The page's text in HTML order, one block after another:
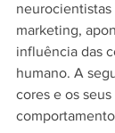
neurocientistas
marketing,
influência das
humano. A
cores e os